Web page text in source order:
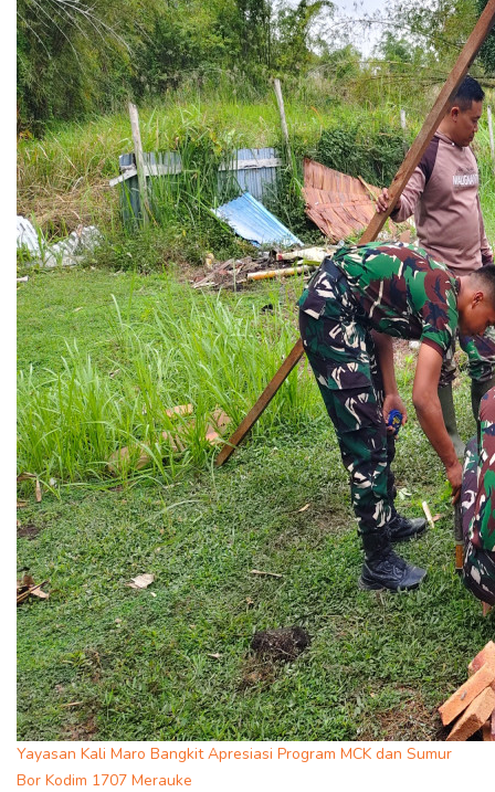
Yayasan Kali Maro Bangkit Apresiasi Program MCK dan Sumur
Bor Kodim 1707 Merauke